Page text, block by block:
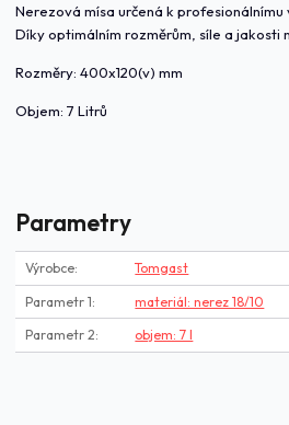
Nerezová mísa určená k profesionálnímu
Díky optimálním rozměrům, síle a jakosti
Rozměry: 400x120(v) mm
Objem: 7 Litrů
Parametry
Výrobce Tomgast
Parametr 1 materiál: nerez 18/10
Parametr 2 objem: 7 l